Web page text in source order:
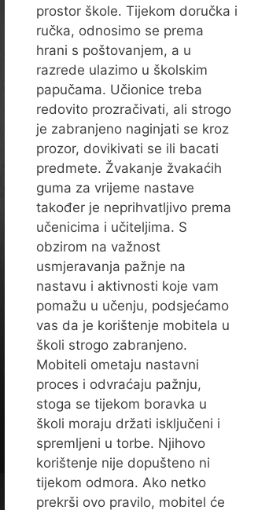
prostor škole. Tijekom doručka i
ručka, odnosimo se prema
hrani s poštovanjem, a u
razrede ulazimo u školskim
papučama. Učionice treba
redovito prozračivati, ali strogo
je zabranjeno naginjati se kroz
prozor, dovikivati se ili bacati
predmete. Žvakanje žvakaćih
guma za vrijeme nastave
također je neprihvatljivo prema
učenicima i učiteljima. S
obzirom na važnost
usmjeravanja pažnje na
nastavu i aktivnosti koje vam
pomažu u učenju, podsjećamo
vas da je korištenje mobitela u
školi strogo zabranjeno.
Mobiteli ometaju nastavni
proces i odvraćaju pažnju,
stoga se tijekom boravka u
školi moraju držati isključeni i
spremljeni u torbe. Njihovo
korištenje nije dopušteno ni
tijekom odmora. Ako netko
prekrši ovo pravilo, mobitel će